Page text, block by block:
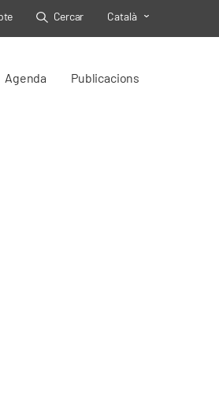
Cercar Toggle Select
Català
Agenda Publicacions